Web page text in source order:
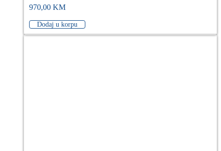
970,00 KM
Dodaj u korpu